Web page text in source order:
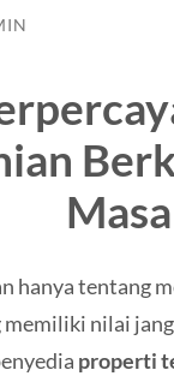
hanya tentang
memiliki nilai
properti